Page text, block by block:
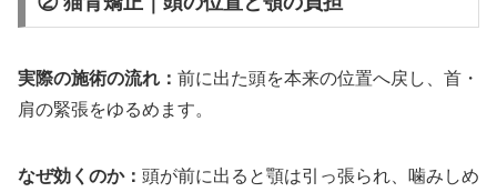
実際の施術の流れ： 前に出た頭を本来の位置へ戻し、首・
肩の緊張をゆるめます。
なぜ効くのか： 頭が前に出ると顎は引っ張られ、噛みしめ